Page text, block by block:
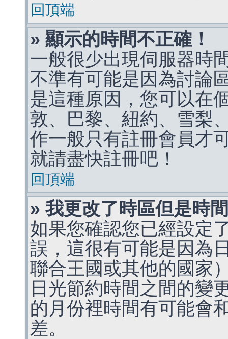
回頂端
» 顯示的時間不正確！
一般很少出現伺服器時
不準有可能是因為討論
是這種原因，您可以在
敦、巴黎、紐約、雪梨
作一般只有註冊會員才
就請盡快註冊吧！
回頂端
» 我更改了時區但是時
如果您確認您已經設定
誤，這很有可能是因為
聯合王國或其他的國家
日光節約時間之間的變
的月份裡時間有可能會
差。